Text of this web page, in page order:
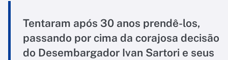
Tentaram após 30 anos prendê-los,
passando por cima da corajosa decisão
do Desembargador Ivan Sartori e seus